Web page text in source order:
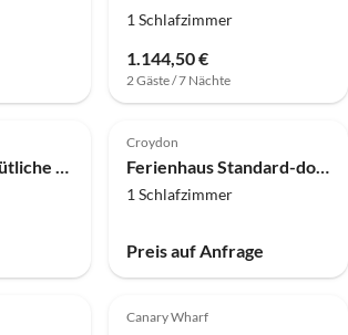
1 Schlafzimmer
1.144,50 €
2 Gäste / 7 Nächte
Croydon
1 Schlafzimmer
Preis auf Anfrage
Canary Wharf